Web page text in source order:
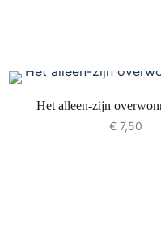
Het alleen-zijn
€ 7,50